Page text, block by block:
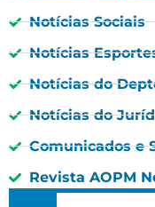
Notícias Sociais
Notícias
Notícias do
Notícias do
Comunicados e
Revista AOPM